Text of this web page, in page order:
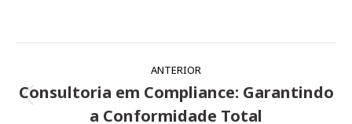
de
ANTERIOR
Post
Consultoria em Compliance: Garantindo
a Conformidade Total